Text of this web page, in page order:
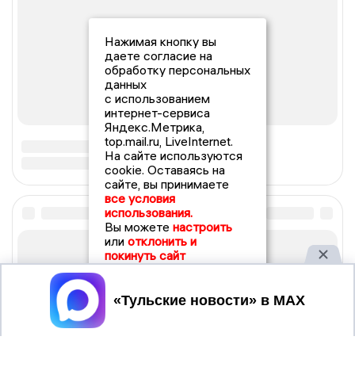
Нажимая кнопку вы
даете согласие на
обработку персональных
данных
с использованием
интернет-сервиса
Яндекс.Метрика,
top.mail.ru, LiveInternet.
На сайте используются
cookie. Оставаясь на
сайте, вы принимаете
все условия
использования.
Вы можете настроить
или отклонить и
покинуть сайт
Принять